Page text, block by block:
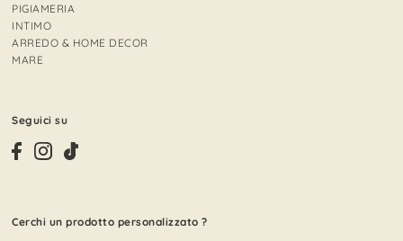
PIGIAMERIA
INTIMO
ARREDO & HOME DECOR
MARE
Seguici su
Cerchi un prodotto personalizzato ?